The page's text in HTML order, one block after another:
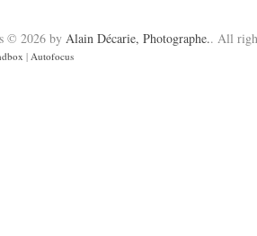
© 2026 by Alain Décarie, Photographe.. All
| Autofocus